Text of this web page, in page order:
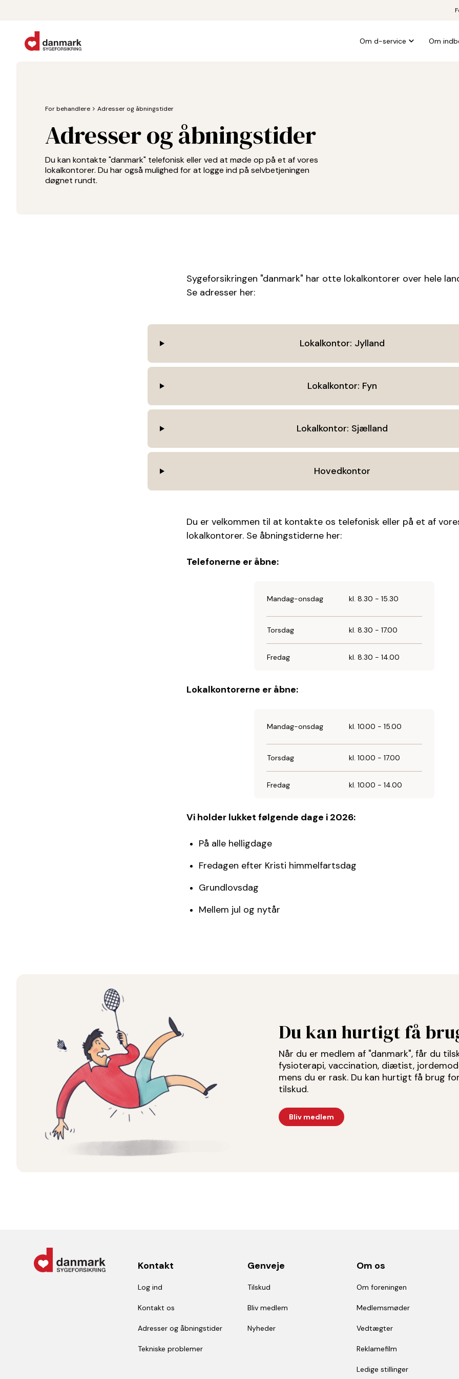
Om d-service Om
For behandlere chevron_forward Adresser og åbningstider
Adresser og åbningstider
Du kan kontakte "danmark" telefonisk eller ved at møde op på et af vores
lokalkontorer. Du har også mulighed for at logge ind på selvbetjeningen
døgnet rundt.
Sygeforsikringen "danmark" har otte lokalkontorer over hele
Se adresser her:
Lokalkontor: Jylland
Lokalkontor: Fyn
Lokalkontor: Sjælland
Hovedkontor
Du er velkommen til at kontakte os telefonisk eller på et af
lokalkontorer. Se åbningstiderne her:
Telefonerne er åbne:
Mandag-onsdag kl. 8.30 - 15.30
Torsdag kl. 8.30 - 17.00
Fredag kl. 8.30 - 14.00
Lokalkontorerne er åbne:
Mandag-onsdag kl. 10.00 - 15.00
Torsdag kl. 10.00 - 17.00
Fredag kl. 10.00 - 14.00
Vi holder lukket følgende dage i 2026:
På alle helligdage
Fredagen efter Kristi himmelfartsdag
Grundlovsdag
Mellem jul og nytår
Du kan hurtigt få
Når du er medlem af "danmark", får du
fysioterapi, vaccination, diætist,
mens du er rask. Du kan hurtigt få brug
tilskud.
Bliv medlem
Kontakt
Log ind
Kontakt os
Adresser og åbningstider
Tekniske problemer
Genveje
Tilskud
Bliv medlem
Nyheder
Om os
Om foreningen
Medlemsmøder
Vedtægter
Reklamefilm
Ledige stillinger